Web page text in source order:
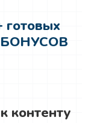
готовых
БОНУСОВ
контенту